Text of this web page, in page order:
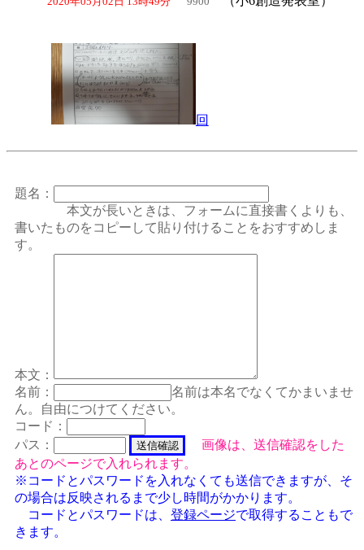
回
題名：
本文が長いときは、フォームに直接書くよりも、
書いたものをコピーして貼り付けることをおすすめしま
す。
本文：
名前：
名前は本名でなくてかまいませ
ん。自由につけてください。
コード：
パス：
画像は、送信確認をした
あとのページで入れられます。
※コードとパスワードを入れなくても送信できますが、そ
の場合は反映されるまで少し時間がかかります。
コードとパスワードは、 登録ページで取得することもで
きます。